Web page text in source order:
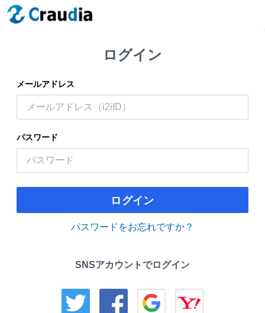
ログイン
メールアドレス
パスワード
ログイン
パスワードをお忘れですか？
SNSアカウントでログイン